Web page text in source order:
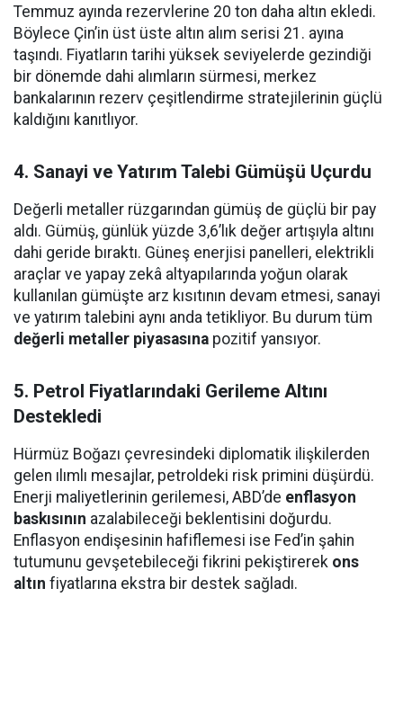
Temmuz ayında rezervlerine 20 ton daha altın ekledi.
Böylece Çin’in üst üste altın alım serisi 21. ayına
taşındı. Fiyatların tarihi yüksek seviyelerde gezindiği
bir dönemde dahi alımların sürmesi, merkez
bankalarının rezerv çeşitlendirme stratejilerinin güçlü
kaldığını kanıtlıyor.
4. Sanayi ve Yatırım Talebi Gümüşü Uçurdu
Değerli metaller rüzgarından gümüş de güçlü bir pay
aldı. Gümüş, günlük yüzde 3,6’lık değer artışıyla altını
dahi geride bıraktı. Güneş enerjisi panelleri, elektrikli
araçlar ve yapay zekâ altyapılarında yoğun olarak
kullanılan gümüşte arz kısıtının devam etmesi, sanayi
ve yatırım talebini aynı anda tetikliyor. Bu durum tüm
değerli metaller piyasasına pozitif yansıyor.
5. Petrol Fiyatlarındaki Gerileme Altını
Destekledi
Hürmüz Boğazı çevresindeki diplomatik ilişkilerden
gelen ılımlı mesajlar, petroldeki risk primini düşürdü.
Enerji maliyetlerinin gerilemesi, ABD’de enflasyon
baskısının azalabileceği beklentisini doğurdu.
Enflasyon endişesinin hafiflemesi ise Fed’in şahin
tutumunu gevşetebileceği fikrini pekiştirerek ons
altın fiyatlarına ekstra bir destek sağladı.